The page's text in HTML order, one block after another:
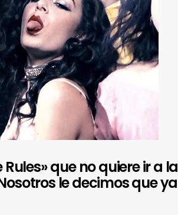
que no quiere ir a la
le decimos que ya